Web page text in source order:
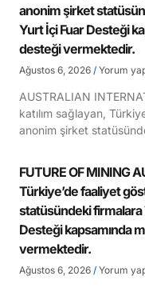
anonim şirket
Yurt İçi Fuar Desteği
desteği vermektedir.
Ağustos 6, 2026 Yorum
AUSTRALIAN
katılım sağlayan,
anonim şirket
FUTURE OF MINING
Türkiye’de faaliyet
statüsündeki firmalara
Desteği kapsamında
vermektedir.
Ağustos 6, 2026 Yorum